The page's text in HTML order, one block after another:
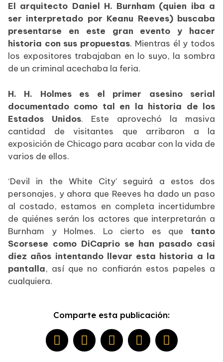
El arquitecto Daniel H. Burnham (quien iba a
ser interpretado por Keanu Reeves) buscaba
presentarse en este gran evento y hacer
historia con sus propuestas. Mientras él y todos
los expositores trabajaban en lo suyo, la sombra
de un criminal acechaba la feria.
H. H. Holmes es el primer asesino serial
documentado como tal en la historia de los
Estados Unidos. Este aprovechó la masiva
cantidad de visitantes que arribaron a la
exposición de Chicago para acabar con la vida de
varios de ellos.
‘Devil in the White City’ seguirá a estos dos
personajes, y ahora que Reeves ha dado un paso
al costado, estamos en completa incertidumbre
de quiénes serán los actores que interpretarán a
Burnham y Holmes. Lo cierto es que tanto
Scorsese como DiCaprio se han pasado casi
diez años intentando llevar esta historia a la
pantalla, así que no confiarán estos papeles a
cualquiera.
Comparte esta publicación: